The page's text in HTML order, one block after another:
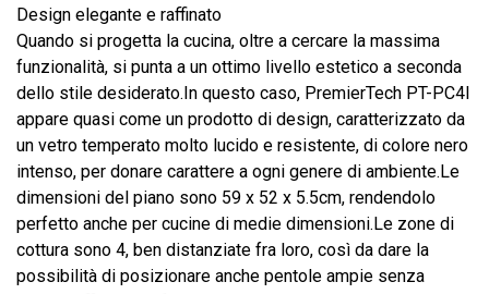
Design elegante e raffinato
Quando si progetta la cucina, oltre a cercare la massima
funzionalità, si punta a un ottimo livello estetico a seconda
dello stile desiderato.In questo caso, PremierTech PT-PC4I
appare quasi come un prodotto di design, caratterizzato da
un vetro temperato molto lucido e resistente, di colore nero
intenso, per donare carattere a ogni genere di ambiente.Le
dimensioni del piano sono 59 x 52 x 5.5cm, rendendolo
perfetto anche per cucine di medie dimensioni.Le zone di
cottura sono 4, ben distanziate fra loro, così da dare la
possibilità di posizionare anche pentole ampie senza